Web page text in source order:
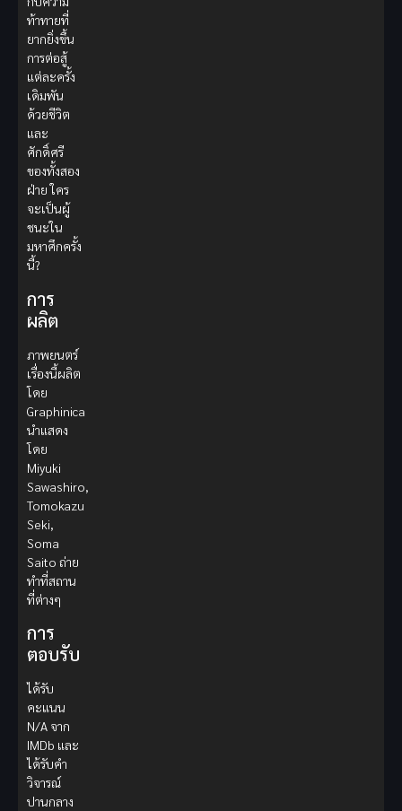
ท้าทายที่
ยากยิ่งขึ้น
การต่อสู้
แต่ละครั้ง
เดิมพัน
ด้วยชีวิต
และ
ศักดิ์ศรี
ของทั้งสอง
ฝ่าย ใคร
จะเป็นผู้
ชนะใน
มหาศึกครั้ง
นี้?
การ
ผลิต
ภาพยนตร์
เรื่องนี้ผลิต
โดย
Graphinica
นำแสดง
โดย
Miyuki
Sawashiro,
Tomokazu
Seki,
Soma
Saito ถ่าย
ทำที่สถาน
ที่ต่างๆ
การ
ตอบรับ
ได้รับ
คะแนน
N/A จาก
IMDb และ
ได้รับคำ
วิจารณ์
ปานกลาง